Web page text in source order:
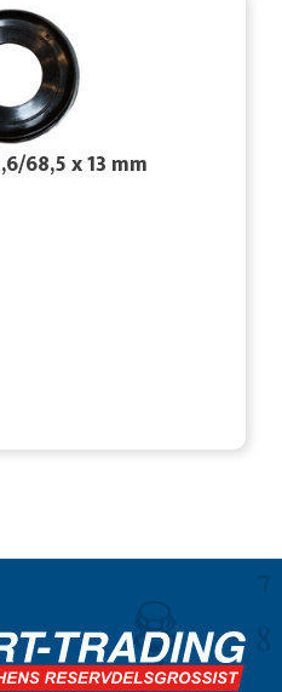
68,5 x 13 mm